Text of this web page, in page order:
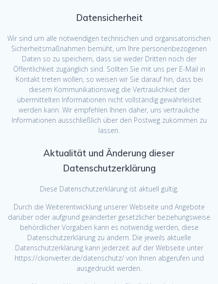
Datensicherheit
Wir sind um alle notwendigen technischen und organisatorischen
Sicherheitsmaßnahmen bemüht, um Ihre personenbezogenen
Daten so zu speichern, dass sie weder Dritten noch der
Öffentlichkeit zugänglich sind. Sollten Sie mit uns per E-Mail in
Kontakt treten wollen, so weisen wir Sie darauf hin, dass bei
diesem Kommunikationsweg die Vertraulichkeit der
übermittelten Informationen nicht vollständig gewährleistet
werden kann. Wir empfehlen Ihnen daher, uns vertrauliche
Informationen ausschließlich über den Postweg zukommen zu
lassen.
Aktualität und Änderung dieser
Datenschutzerklärung
Diese Datenschutzerklärung ist aktuell gültig.
Durch die Weiterentwicklung unserer Webseite und Angebote
darüber oder aufgrund geänderter gesetzlicher beziehungsweise
behördlicher Vorgaben kann es notwendig werden, diese
Datenschutzerklärung zu ändern. Die jeweils aktuelle
Datenschutzerklärung kann jederzeit auf der Webseite unter
https://ckonverter.de/datenschutz/ von Ihnen abgerufen und
ausgedruckt werden.